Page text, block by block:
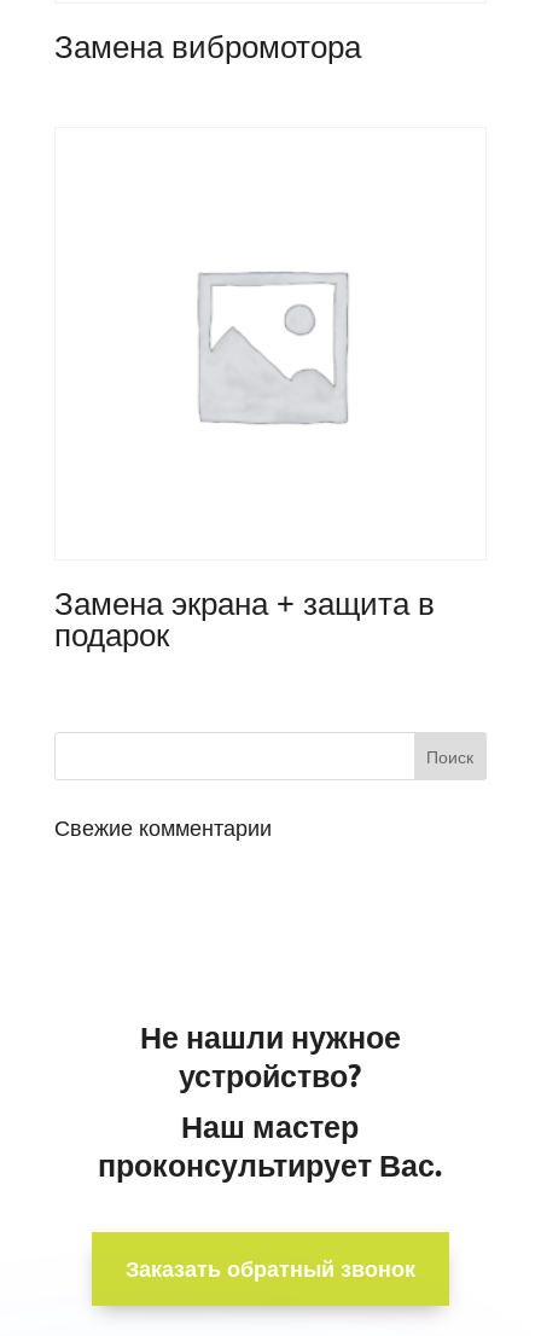
Замена вибромотора
Замена экрана + защита в
подарок
Свежие комментарии
Не нашли нужное
устройство?
Наш мастер
проконсультирует Вас.
Заказать обратный звонок